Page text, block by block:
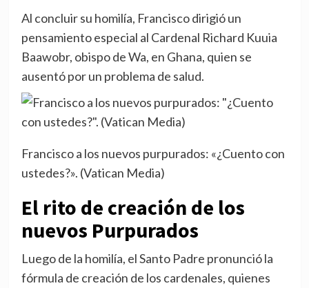
Al concluir su homilía, Francisco dirigió un
pensamiento especial al Cardenal Richard Kuuia
Baawobr, obispo de Wa, en Ghana, quien se
ausentó por un problema de salud.
Francisco a los nuevos purpurados: «¿Cuento con
ustedes?». (Vatican Media)
El rito de creación de los
nuevos Purpurados
Luego de la homilía, el Santo Padre pronunció la
fórmula de creación de los cardenales, quienes